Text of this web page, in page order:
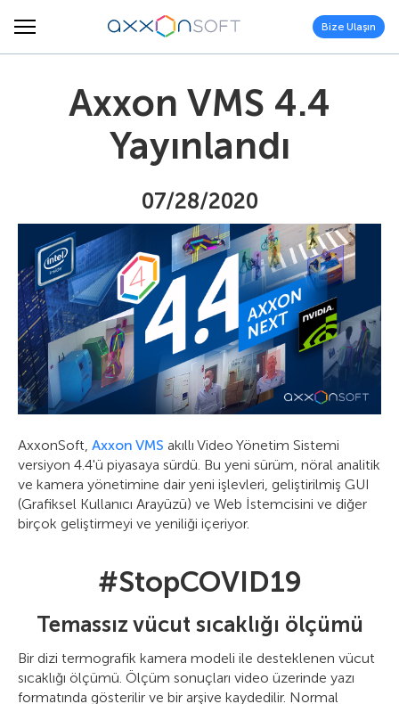
Bize Ulaşın
Axxon VMS 4.4
Yayınlandı
07/28/2020
AxxonSoft, Axxon VMS akıllı Video Yönetim Sistemi
versiyon 4.4'ü piyasaya sürdü. Bu yeni sürüm, nöral analitik
ve kamera yönetimine dair yeni işlevleri, geliştirilmiş GUI
(Grafiksel Kullanıcı Arayüzü) ve Web İstemcisini ve diğer
birçok geliştirmeyi ve yeniliği içeriyor.
#StopCOVID19
Temassız vücut sıcaklığı ölçümü
Bir dizi termografik kamera modeli ile desteklenen vücut
sıcaklığı ölçümü. Ölçüm sonuçları video üzerinde yazı
formatında gösterilir ve bir arşive kaydedilir. Normal